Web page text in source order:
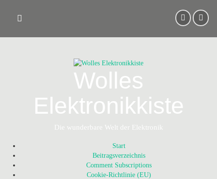
content
Wolles
Elektronikkiste
Die wunderbare Welt der Elektronik
Start
Beitragsverzeichnis
Comment Subscriptions
Cookie-Richtlinie (EU)